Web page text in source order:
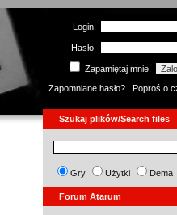
Login:
Hasło:
Zapamiętaj mnie
Zapomniane hasło?
Poproś o
Szukaj plików/Search files
Gry Użytki Dema
Forum Atarum